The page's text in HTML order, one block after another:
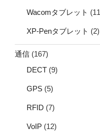
Wacomタブレット
XP-Penタブレット (2)
通信 (167)
DECT (9)
GPS (5)
RFID (7)
VoIP (12)